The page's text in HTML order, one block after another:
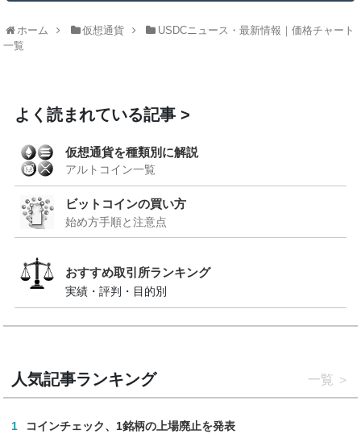
ホーム 仮想通貨
USDCニュース・最新情報｜価格チャート
一覧
よく読まれている記事
仮想通貨を種類別に解説
アルトコイン一覧
ビットコインの買い方
始め方手順と注意点
おすすめ取引所ランキング
実績・評判・目的別
人気記事ランキング 一覧
1 コインチェック、1銘柄の上場廃止を発表